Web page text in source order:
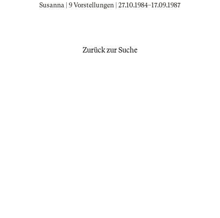
Susanna | 9 Vorstellungen | 27.10.1984–17.09.1987
Zurück zur Suche